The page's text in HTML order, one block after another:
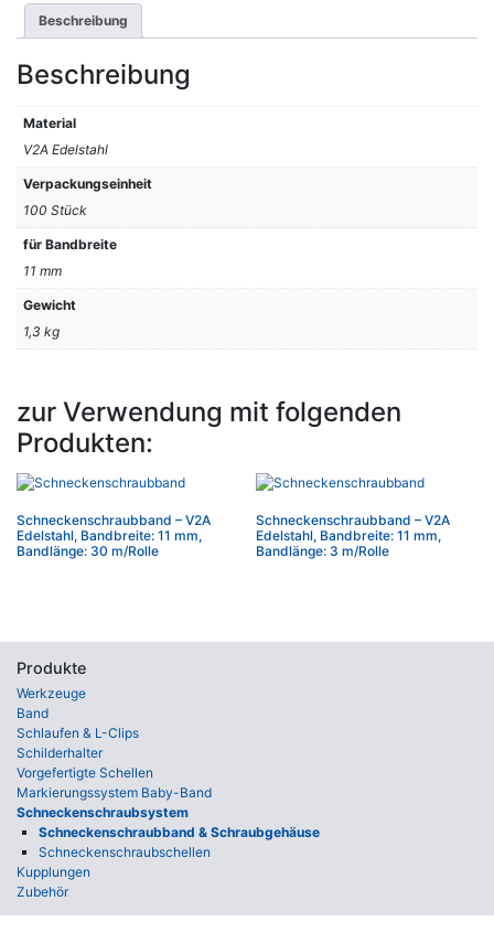
Beschreibung
Beschreibung
Material
V2A Edelstahl
Verpackungseinheit
100 Stück
für Bandbreite
11 mm
Gewicht
1,3 kg
zur Verwendung mit folgenden
Produkten:
Schneckenschraubband – V2A
Edelstahl, Bandbreite: 11 mm,
Bandlänge: 30 m/Rolle
Schneckenschraubband – V2A
Edelstahl, Bandbreite: 11 mm,
Bandlänge: 3 m/Rolle
Produkte
Werkzeuge
Band
Schlaufen & L-Clips
Schilderhalter
Vorgefertigte Schellen
Markierungssystem Baby-Band
Schneckenschraubsystem
Schnecken­schraub­band & Schraub­gehäuse
Schneckenschraubschellen
Kupplungen
Zubehör